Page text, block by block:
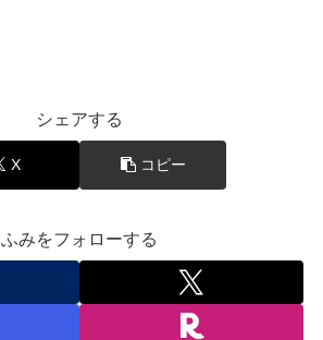
シェアする
X コピー
ふみをフォローする